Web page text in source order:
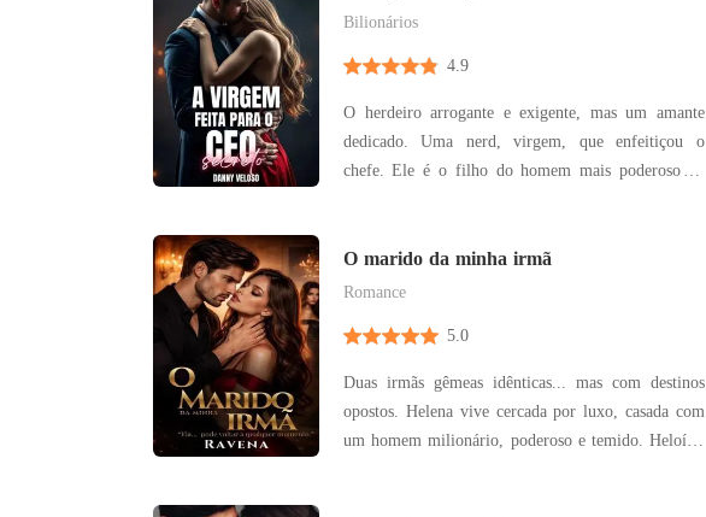
Elara Voss fo
Bilionários
4.9
O herdeiro arrogante e exigente, mas um amante
dedicado. Uma nerd, virgem, que enfeitiçou o
chefe. Ele é o filho do homem mais poderoso de
mulher que o enfeitiçou: ele só não tinha percebido
O marido da minha irmã
Romance
5.0
Duas irmãs gêmeas idênticas... mas com destinos
opostos. Helena vive cercada por luxo, casada com
um homem milionário, poderoso e temido. Heloísa,